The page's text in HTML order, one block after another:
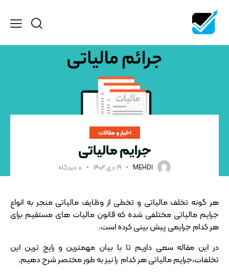
اخبار و مقالات
جرایم مالیاتی
MEHDI ۱۹ دی ۱۴۰۲ ۰ دیدگاه
هر گونه تخلف مالیاتی و تخطی از وظایف مالیاتی منجر به انواع
جرایم مالیاتی مختلفی شده که قانون مالیات های مستقیم برای
هر کدام جرایمی پیش بینی کرده است.
در این مقاله سعی داریم تا با بیان مهمترین و رایج ترین این
تخلفات،جرایم مالیاتی هر کدام را نیز به طور مختصر شرح دهیم.